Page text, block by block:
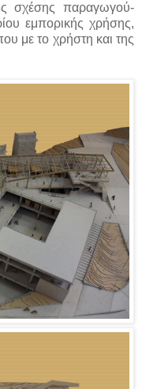
σχέσης παραγωγού-
εμπορικής χρήσης,
με το χρήστη και της